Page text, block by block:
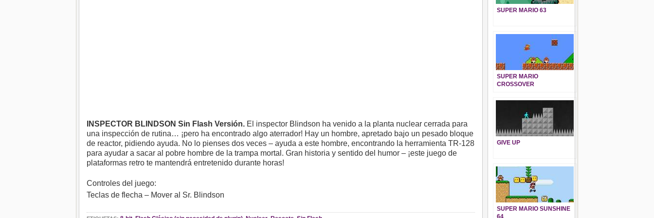
INSPECTOR BLINDSON Sin Flash Versión. El inspector Blindson ha venido a la planta nuclear cerrada para
una inspección de rutina… ¡pero ha encontrado algo aterrador! Hay un hombre, apretado bajo un pesado bloque
de reactor, pidiendo ayuda. No lo pienses dos veces – ayuda a este hombre, encontrando la herramienta TR-128
para ayudar a sacar al pobre hombre de la trampa mortal. Gran historia y sentido del humor – ¡este juego de
plataformas retro te mantendrá entretenido durante horas!
Controles del juego:
Teclas de flecha – Mover al Sr. Blindson
SUPER MARIO 63
SUPER MARIO
CROSSOVER
GIVE UP
SUPER MARIO SUNSHINE
64